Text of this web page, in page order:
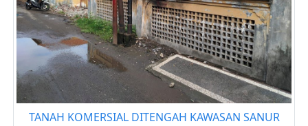
TANAH KOMERSIAL DITENGAH KAWASAN SANUR